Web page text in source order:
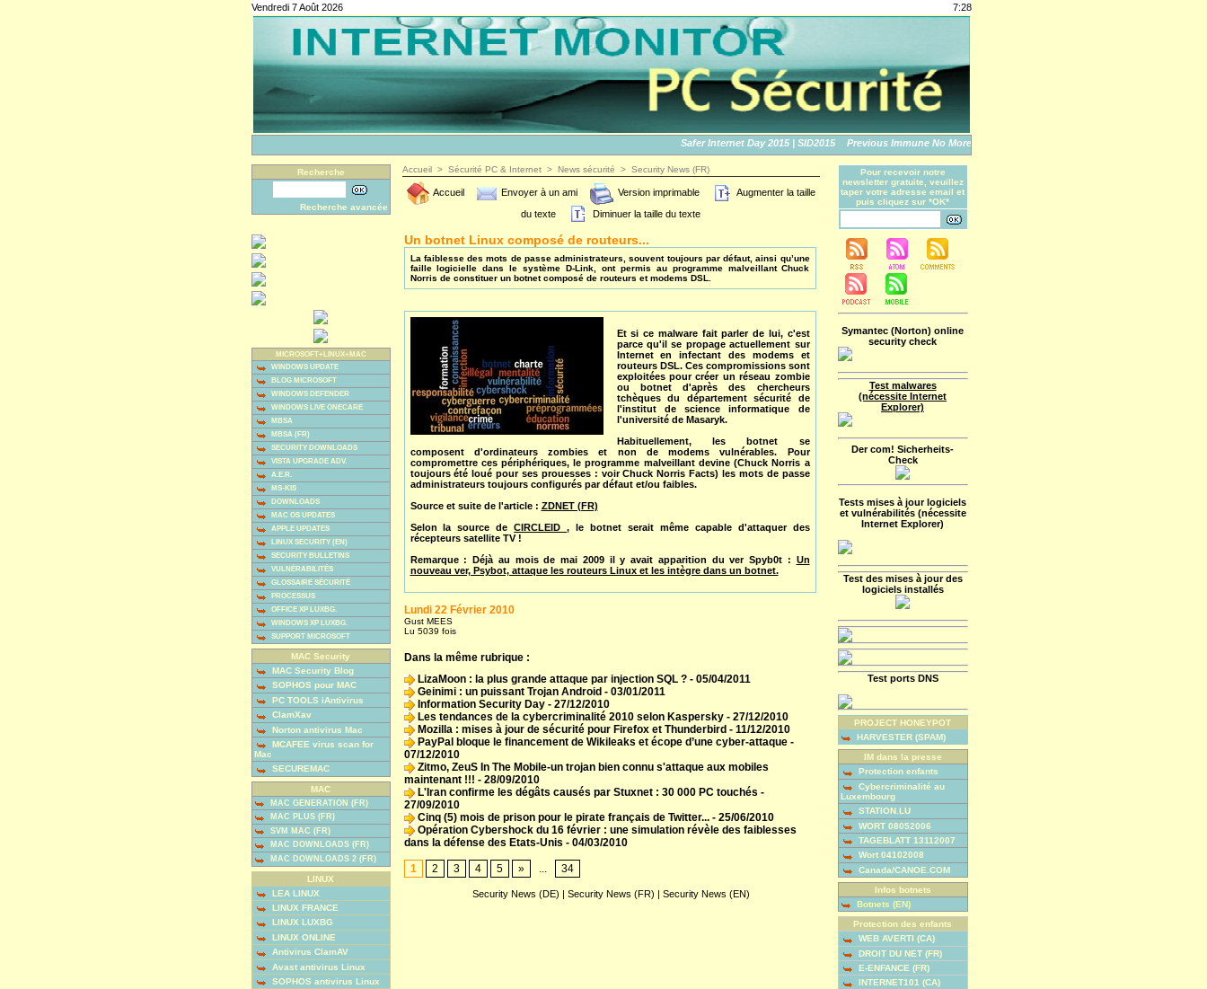
Vendredi 7 Août 2026 7:28
Safer Internet Day 2015 | SID2015 Previous Immune No More: An Apple Story
Recherche
Recherche avancée
MICROSOFT+LINUX+MAC
WINDOWS UPDATE
BLOG MICROSOFT
WINDOWS DEFENDER
WINDOWS LIVE ONECARE
MBSA
MBSA (FR)
SECURITY DOWNLOADS
VISTA UPGRADE ADV.
A.E.R.
MS-KIS
DOWNLOADS
MAC OS UPDATES
APPLE UPDATES
LINUX SECURITY (EN)
SECURITY BULLETINS
VULNÉRABILITÉS
GLOSSAIRE SÉCURITÉ
PROCESSUS
OFFICE XP LUXBG.
WINDOWS XP LUXBG.
SUPPORT MICROSOFT
MAC Security
MAC Security Blog
SOPHOS pour MAC
PC TOOLS iAntivirus
ClamXav
Norton antivirus Mac
MCAFEE virus scan for
Mac
SECUREMAC
MAC
MAC GENERATION (FR)
MAC PLUS (FR)
SVM MAC (FR)
MAC DOWNLOADS (FR)
MAC DOWNLOADS 2 (FR)
LINUX
LEA LINUX
LINUX FRANCE
LINUX LUXBG
LINUX ONLINE
Antivirus ClamAV
Avast antivirus Linux
SOPHOS antivirus Linux
Accueil > Sécurité PC & Internet > News sécurité > Security News (FR)
Accueil Envoyer à un ami Version imprimable
Augmenter la taille
du texte
Diminuer la taille du texte
Un botnet Linux composé de routeurs...
La faiblesse des mots de passe administrateurs, souvent toujours par défaut, ainsi qu’une
faille logicielle dans le système D-Link, ont permis au programme malveillant Chuck
Norris de constituer un botnet composé de routeurs et modems DSL.
Et si ce malware fait parler de lui, c'est
parce qu'il se propage actuellement sur
Internet en infectant des modems et
routeurs DSL. Ces compromissions sont
exploitées pour créer un réseau zombie
ou botnet d'après des chercheurs
tchèques du département sécurité de
l'institut de science informatique de
l'université de Masaryk.
Habituellement, les botnet se
composent d'ordinateurs zombies et non de modems vulnérables. Pour
compromettre ces périphériques, le programme malveillant devine (Chuck Norris a
toujours été loué pour ses prouesses : voir Chuck Norris Facts) les mots de passe
administrateurs toujours configurés par défaut et/ou faibles.
Source et suite de l'article : ZDNET (FR)
Selon la source deCIRCLEID, le botnet serait même capable d'attaquer des
récepteurs satellite TV !
Remarque : Déjà au mois de mai 2009 il y avait apparition du ver Spyb0t : Un
nouveau ver, Psybot, attaque les routeurs Linux et les intègre dans un botnet.
Lundi 22 Février 2010
Gust MEES
Lu 5039 fois
Dans la même rubrique :
LizaMoon : la plus grande attaque par injection SQL ? - 05/04/2011
Geinimi : un puissant Trojan Android - 03/01/2011
Information Security Day - 27/12/2010
Les tendances de la cybercriminalité 2010 selon Kaspersky - 27/12/2010
Mozilla : mises à jour de sécurité pour Firefox et Thunderbird - 11/12/2010
PayPal bloque le financement de Wikileaks et écope d’une cyber-attaque -
07/12/2010
Zitmo, ZeuS In The Mobile-un trojan bien connu s'attaque aux mobiles
maintenant !!! - 28/09/2010
L'Iran confirme les dégâts causés par Stuxnet : 30 000 PC touchés -
27/09/2010
Cinq (5) mois de prison pour le pirate français de Twitter... - 25/06/2010
Opération Cybershock du 16 février : une simulation révèle des faiblesses
dans la défense des Etats-Unis - 04/03/2010
1 2 3 4 5 » ... 34
Security News (DE) | Security News (FR) | Security News (EN)
Pour recevoir notre
newsletter gratuite, veuillez
taper votre adresse email et
puis cliquez sur *OK*
Symantec (Norton) online
security check
Test malwares
(nécessite Internet
Explorer)
Der com! Sicherheits-
Check
Tests mises à jour logiciels
et vulnérabilités (nécessite
Internet Explorer)
Test des mises à jour des
logiciels installés
Test ports DNS
PROJECT HONEYPOT
HARVESTER (SPAM)
IM dans la presse
Protection enfants
Cybercriminalité au
Luxembourg
STATION.LU
WORT 08052006
TAGEBLATT 13112007
Wort 04102008
Canada/CANOE.COM
Infos botnets
Botnets (EN)
Protection des enfants
WEB AVERTI (CA)
DROIT DU NET (FR)
E-ENFANCE (FR)
INTERNET101 (CA)